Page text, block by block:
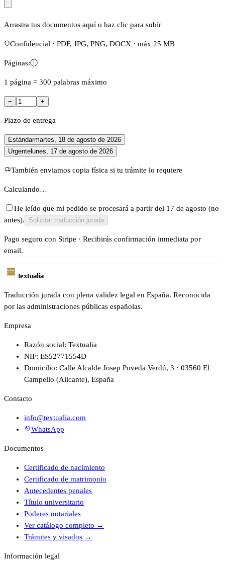
Arrastra tus documentos aquí o haz clic para subir
Confidencial · PDF, JPG, PNG, DOCX · máx 25 MB
Páginas:ⓘ
1 página = 300 palabras máximo
− +
Plazo de entrega
Estándarmartes, 18 de agosto de 2026
Urgente lunes, 17 de agosto de 2026
También enviamos copia física si tu trámite lo requiere
Calculando…
He leído que mi pedido se procesará a partir del 17 de agosto (no
antes).
Solicitar traducción jurada
Pago seguro con Stripe · Recibirás confirmación inmediata por
email.
textualia
Traducción jurada con plena validez legal en España. Reconocida
por las administraciones públicas españolas.
Empresa
Razón social: Textualia
NIF: ES52771554D
Domicilio: Calle Alcalde Josep Poveda Verdú, 3 · 03560 El
Campello (Alicante), España
Contacto
info@textualia.com
WhatsApp
Documentos
Certificado de nacimiento
Certificado de matrimonio
Antecedentes penales
Título universitario
Poderes notariales
Ver catálogo completo →
Trámites y visados →
Información legal